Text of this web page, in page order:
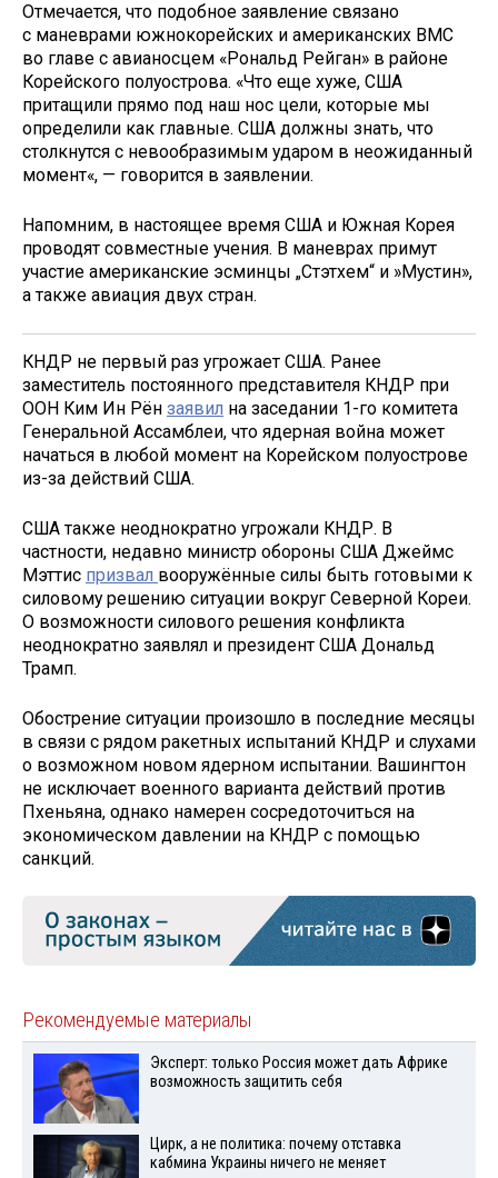
Отмечается, что подобное заявление связано
с маневрами южнокорейских и американских ВМС
во главе с авианосцем «Рональд Рейган» в районе
Корейского полуострова. «Что еще хуже, США
притащили прямо под наш нос цели, которые мы
определили как главные. США должны знать, что
столкнутся с невообразимым ударом в неожиданный
момент«, — говорится в заявлении.
Напомним, в настоящее время США и Южная Корея
проводят совместные учения. В маневрах примут
участие американские эсминцы „Стэтхем“ и »Мустин»,
а также авиация двух стран.
КНДР не первый раз угрожает США. Ранее
заместитель постоянного представителя КНДР при
ООН Ким Ин Рён заявил на заседании 1-го комитета
Генеральной Ассамблеи, что ядерная война может
начаться в любой момент на Корейском полуострове
из-за действий США.
США также неоднократно угрожали КНДР. В
частности, недавно министр обороны США Джеймс
Мэттис призвал вооружённые силы быть готовыми к
силовому решению ситуации вокруг Северной Кореи.
О возможности силового решения конфликта
неоднократно заявлял и президент США Дональд
Трамп.
Обострение ситуации произошло в последние месяцы
в связи с рядом ракетных испытаний КНДР и слухами
о возможном новом ядерном испытании. Вашингтон
не исключает военного варианта действий против
Пхеньяна, однако намерен сосредоточиться на
экономическом давлении на КНДР с помощью
санкций.
Рекомендуемые материалы
Эксперт: только Россия может дать Африке
возможность защитить себя
Цирк, а не политика: почему отставка
кабмина Украины ничего не меняет